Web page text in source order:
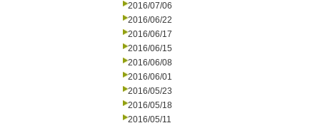
2016/07/06
2016/06/22
2016/06/17
2016/06/15
2016/06/08
2016/06/01
2016/05/23
2016/05/18
2016/05/11